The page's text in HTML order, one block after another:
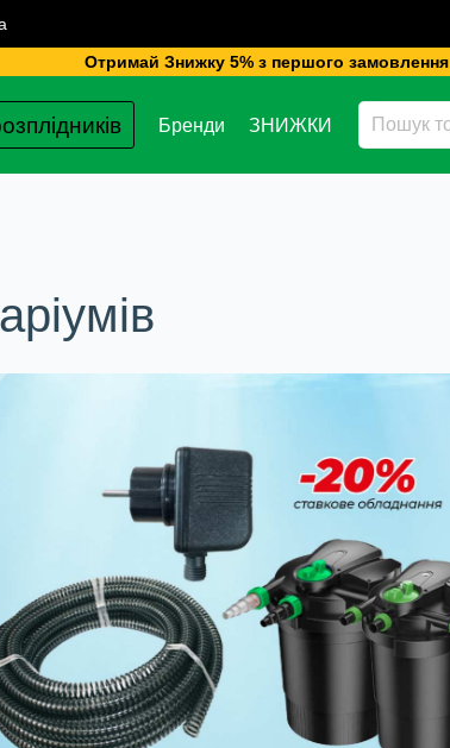
Отримай Знижку 5% з першого замовлення
Бренди ЗНИЖКИ